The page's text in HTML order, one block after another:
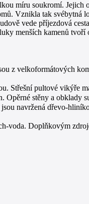
míru soukromí.
Vznikla tak svébytná
vede příjezdová
menších kamenů
z velkoformátových
Střešní pultové vikýře
stěny a obklady
navržená dřevo-
voda. Doplňkovým